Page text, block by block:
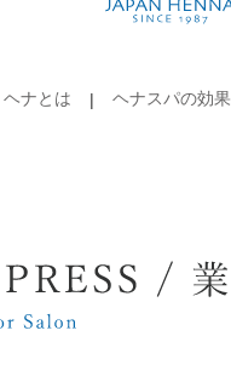
ヘナとは ヘナスパの効果